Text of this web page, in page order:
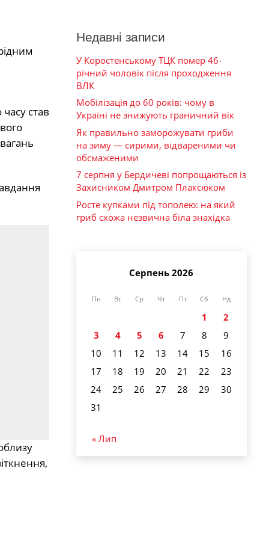
став
Недавні записи
У Коростенському ТЦК помер 46-
річний чоловік після проходження
ВЛК
Мобілізація до 60 років: чому в
Україні не знижують граничний вік
Як правильно заморожувати гриби
на зиму — сирими, відвареними чи
обсмаженими
7 серпня у Бердичеві попрощаються із
Захисником Дмитром Плаксюком
Росте купками під тополею: на який
гриб схожа незвична біла знахідка
Серпень 2026
Пн Вт Ср Чт Пт Сб Нд
1
2
3
4 5 6 7 8
9
10
11 12 13 14 15
16
17
18 19 20 21 22
23
24
25 26 27 28 29
30
31
« Лип